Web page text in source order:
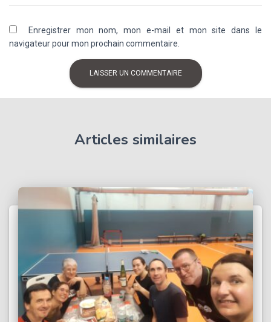
Enregistrer mon nom, mon e-mail et mon site dans le
navigateur pour mon prochain commentaire.
Articles similaires